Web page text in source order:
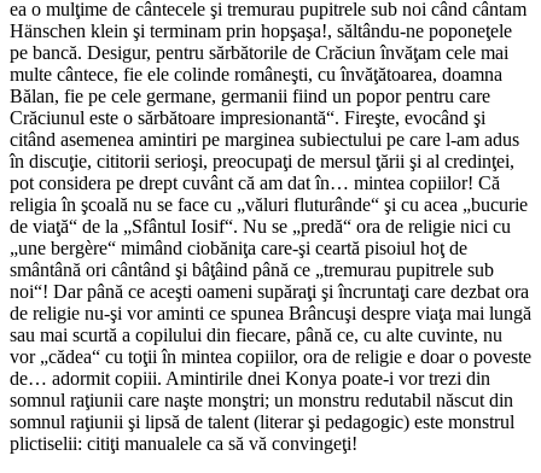
ea o mulţime de cântecele şi tremurau pupitrele sub noi când cântam
Hänschen klein şi terminam prin hopşaşa!, săltându-ne poponeţele
pe bancă. Desigur, pentru sărbătorile de Crăciun învăţam cele mai
multe cântece, fie ele colinde româneşti, cu învăţătoarea, doamna
Bălan, fie pe cele germane, germanii fiind un popor pentru care
Crăciunul este o sărbătoare impresionantă“. Fireşte, evocând şi
citând asemenea amintiri pe marginea subiectului pe care l-am adus
în discuţie, cititorii serioşi, preocupaţi de mersul ţării şi al credinţei,
pot considera pe drept cuvânt că am dat în… mintea copiilor! Că
religia în şcoală nu se face cu „văluri fluturânde“ şi cu acea „bucurie
de viaţă“ de la „Sfântul Iosif“. Nu se „predă“ ora de religie nici cu
„une bergère“ mimând ciobăniţa care-şi ceartă pisoiul hoţ de
smântână ori cântând şi bâţâind până ce „tremurau pupitrele sub
noi“! Dar până ce aceşti oameni supăraţi şi încruntaţi care dezbat ora
de religie nu-şi vor aminti ce spunea Brâncuşi despre viaţa mai lungă
sau mai scurtă a copilului din fiecare, până ce, cu alte cuvinte, nu
vor „cădea“ cu toţii în mintea copiilor, ora de religie e doar o poveste
de… adormit copiii. Amintirile dnei Konya poate-i vor trezi din
somnul raţiunii care naşte monştri; un monstru redutabil născut din
somnul raţiunii şi lipsă de talent (literar şi pedagogic) este monstrul
plictiselii: citiţi manualele ca să vă convingeţi!